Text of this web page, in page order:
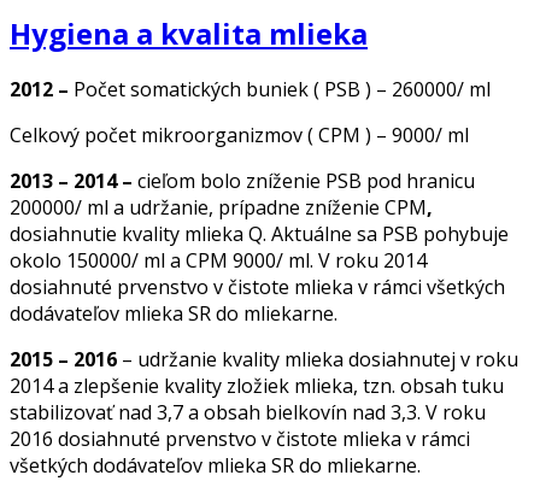
Hygiena a kvalita mlieka
2012 – Počet somatických buniek ( PSB ) – 260000/ ml
Celkový počet mikroorganizmov ( CPM ) – 9000/ ml
2013 – 2014 – cieľom bolo zníženie PSB pod hranicu
200000/ ml a udržanie, prípadne zníženie CPM,
dosiahnutie kvality mlieka Q. Aktuálne sa PSB pohybuje
okolo 150000/ ml a CPM 9000/ ml. V roku 2014
dosiahnuté prvenstvo v čistote mlieka v rámci všetkých
dodávateľov mlieka SR do mliekarne.
2015 – 2016 – udržanie kvality mlieka dosiahnutej v roku
2014 a zlepšenie kvality zložiek mlieka, tzn. obsah tuku
stabilizovať nad 3,7 a obsah bielkovín nad 3,3. V roku
2016 dosiahnuté prvenstvo v čistote mlieka v rámci
všetkých dodávateľov mlieka SR do mliekarne.